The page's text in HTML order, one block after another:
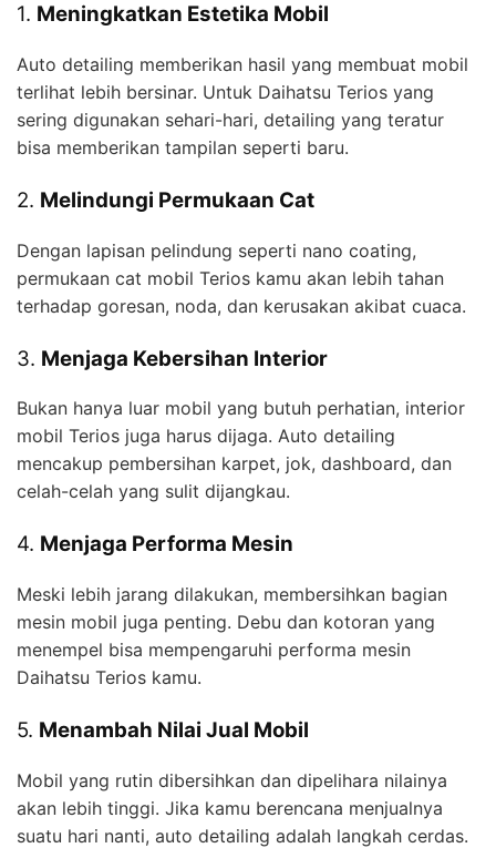
1. Meningkatkan Estetika Mobil
Auto detailing memberikan hasil yang membuat mobil
terlihat lebih bersinar. Untuk Daihatsu Terios yang
sering digunakan sehari-hari, detailing yang teratur
bisa memberikan tampilan seperti baru.
2. Melindungi Permukaan Cat
Dengan lapisan pelindung seperti nano coating,
permukaan cat mobil Terios kamu akan lebih tahan
terhadap goresan, noda, dan kerusakan akibat cuaca.
3. Menjaga Kebersihan Interior
Bukan hanya luar mobil yang butuh perhatian, interior
mobil Terios juga harus dijaga. Auto detailing
mencakup pembersihan karpet, jok, dashboard, dan
celah-celah yang sulit dijangkau.
4. Menjaga Performa Mesin
Meski lebih jarang dilakukan, membersihkan bagian
mesin mobil juga penting. Debu dan kotoran yang
menempel bisa mempengaruhi performa mesin
Daihatsu Terios kamu.
5. Menambah Nilai Jual Mobil
Mobil yang rutin dibersihkan dan dipelihara nilainya
akan lebih tinggi. Jika kamu berencana menjualnya
suatu hari nanti, auto detailing adalah langkah cerdas.